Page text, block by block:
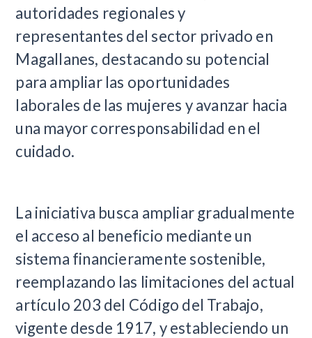
autoridades regionales y
representantes del sector privado en
Magallanes, destacando su potencial
para ampliar las oportunidades
laborales de las mujeres y avanzar hacia
una mayor corresponsabilidad en el
cuidado.
La iniciativa busca ampliar gradualmente
el acceso al beneficio mediante un
sistema financieramente sostenible,
reemplazando las limitaciones del actual
artículo 203 del Código del Trabajo,
vigente desde 1917, y estableciendo un